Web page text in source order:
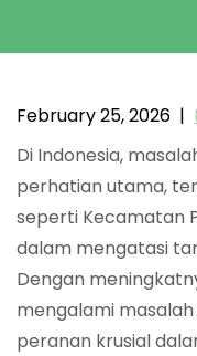
Nutrisi Balita
February 25, 2026 |
Di Indonesia,
perhatian utama,
seperti Kecamatan
dalam mengatasi
Dengan
mengalami
peranan krusial